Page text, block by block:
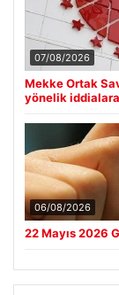
07/08/2026
Mekke Ortak
yönelik
06/08/2026
22 Mayıs 2026